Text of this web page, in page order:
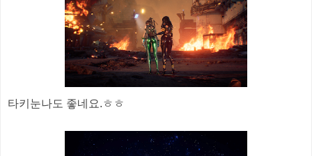
타키눈나도 좋네요.ㅎㅎ